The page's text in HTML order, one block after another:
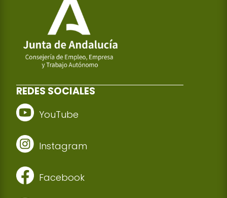
REDES SOCIALES
YouTube
Instagram
Facebook